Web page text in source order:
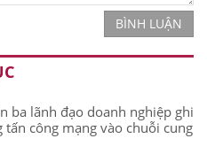
BÌNH LUẬN
ba lãnh đạo doanh nghiệp ghi
tấn công mạng vào chuỗi cung